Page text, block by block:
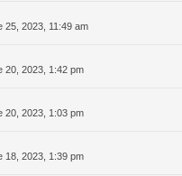
25, 2023, 11:49 am
20, 2023, 1:42 pm
20, 2023, 1:03 pm
18, 2023, 1:39 pm